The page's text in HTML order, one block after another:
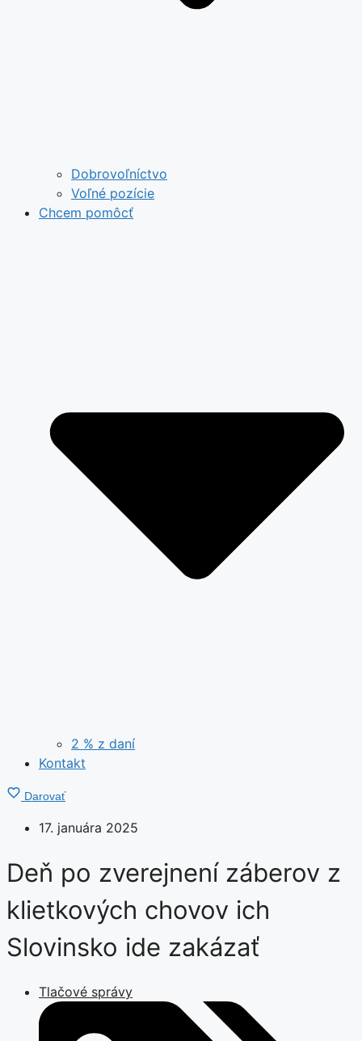
Dobrovoľníctvo
Voľné pozície
Chcem pomôcť
2 % z daní
Kontakt
Darovať
17. januára 2025
Deň po zverejnení záberov z
klietkových chovov ich
Slovinsko ide zakázať
Tlačové správy